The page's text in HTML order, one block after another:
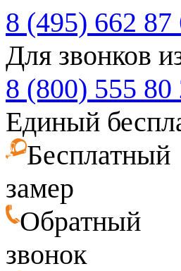
8 (495) 662 87
Для звонков
8 (800) 555 80
Единый
Бесплатный
замер
Обратный
звонок